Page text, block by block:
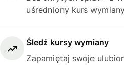
uśredniony kurs
Śledź kursy wymiany
Zapamiętaj swoje